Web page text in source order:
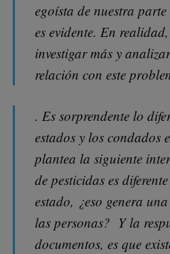
egoísta de nuestra
es evidente. En
investigar más y
relación con este
. Es sorprendente lo
estados y los condados
plantea la siguiente
de pesticidas es
estado, ¿eso genera
las personas? Y la
documentos, es que